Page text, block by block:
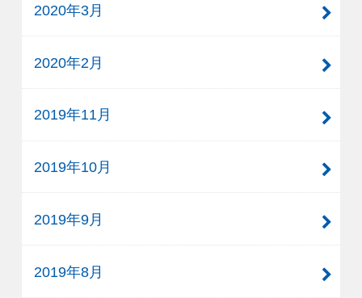
2020年3月
2020年2月
2019年11月
2019年10月
2019年9月
2019年8月